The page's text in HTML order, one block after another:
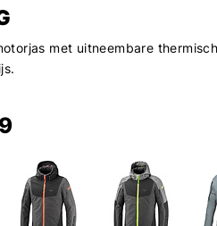
met uitneembare